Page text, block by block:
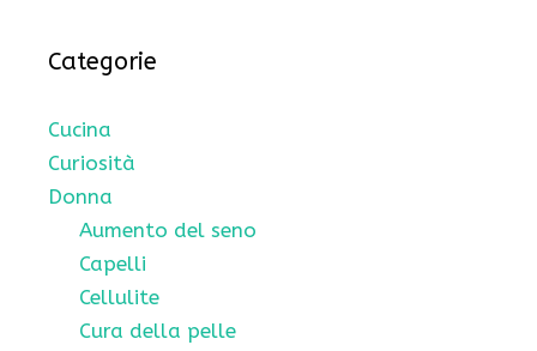
Categorie
Cucina
Curiosità
Donna
Aumento del seno
Capelli
Cellulite
Cura della pelle